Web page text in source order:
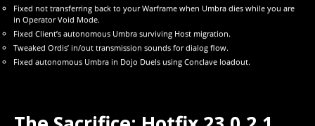
Fixed not transferring back to your Warframe when Umbra dies while you are
in Operator Void Mode.
Fixed Client’s autonomous Umbra surviving Host migration.
Tweaked Ordis’ in/out transmission sounds for dialog flow.
Fixed autonomous Umbra in Dojo Duels using Conclave loadout.